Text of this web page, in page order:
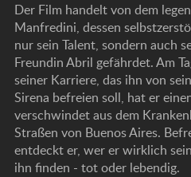
Der Film handelt von dem
Manfredini, dessen
nur sein Talent, sondern auch
Freundin Abril gefährdet. Am
seiner Karriere, das ihn von
Sirena befreien soll, hat er
verschwindet aus dem
Straßen von Buenos Aires.
entdeckt er, wer er wirklich
ihn finden - tot oder lebendig.